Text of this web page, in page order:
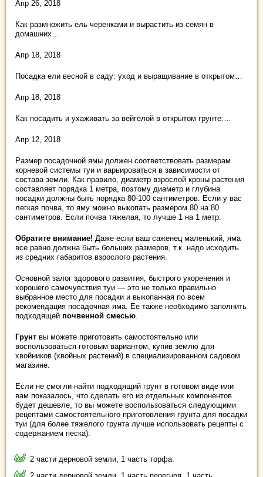
Апр 26, 2018
Как размножить ель черенками и вырастить из семян в
домашних…
Апр 18, 2018
Посадка ели весной в саду: уход и выращивание в открытом…
Апр 18, 2018
Как посадить и ухаживать за вейгелой в открытом грунте:…
Апр 12, 2018
Размер посадочной ямы должен соответствовать размерам
корневой системы туи и варьироваться в зависимости от
состава земли. Как правило, диаметр взрослой кроны растения
составляет порядка 1 метра, поэтому диаметр и глубина
посадки должны быть порядка 80-100 сантиметров. Если у вас
легкая почва, то яму можно выкопать размером 80 на 80
сантиметров. Если почва тяжелая, то лучше 1 на 1 метр.
Обратите внимание! Даже если ваш саженец маленький, яма
все равно должна быть больших размеров, т.к. надо исходить
из средних габаритов взрослого растения.
Основной залог здорового развития, быстрого укоренения и
хорошего самочувствия туи — это не только правильно
выбранное место для посадки и выкопанная по всем
рекомендация посадочная яма. Ее также необходимо заполнить
подходящей почвенной смесью.
Грунт вы можете приготовить самостоятельно или
воспользоваться готовым вариантом, купив землю для
хвойников (хвойных растений) в специализированном садовом
магазине.
Если не смогли найти подходящий грунт в готовом виде или
вам показалось, что сделать его из отдельных компонентов
будет дешевле, то вы можете воспользоваться следующими
рецептами самостоятельного приготовления грунта для посадки
туи (для более тяжелого грунта лучше использовать рецепты с
содержанием песка):
2 части дерновой земли, 1 часть торфа.